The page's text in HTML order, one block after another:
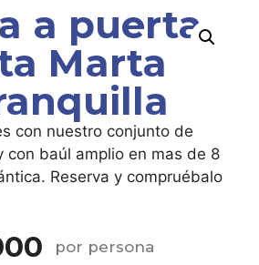
a puerta
Marta
con nuestro conjunto de
con baúl amplio en mas de 8
Reserva y compruébalo
por persona